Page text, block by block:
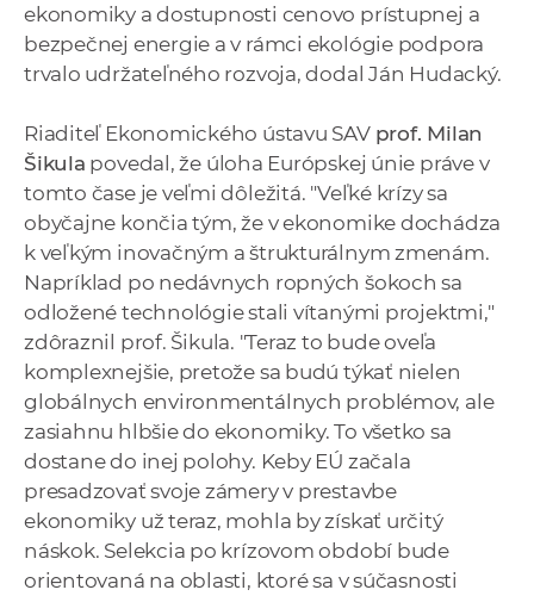
ekonomiky a dostupnosti cenovo prístupnej a
bezpečnej energie a v rámci ekológie podpora
trvalo udržateľného rozvoja, dodal Ján Hudacký.
Riaditeľ Ekonomického ústavu SAV prof. Milan
Šikula povedal, že úloha Európskej únie práve v
tomto čase je veľmi dôležitá. "Veľké krízy sa
obyčajne končia tým, že v ekonomike dochádza
k veľkým inovačným a štrukturálnym zmenám.
Napríklad po nedávnych ropných šokoch sa
odložené technológie stali vítanými projektmi,"
zdôraznil prof. Šikula. "Teraz to bude oveľa
komplexnejšie, pretože sa budú týkať nielen
globálnych environmentálnych problémov, ale
zasiahnu hlbšie do ekonomiky. To všetko sa
dostane do inej polohy. Keby EÚ začala
presadzovať svoje zámery v prestavbe
ekonomiky už teraz, mohla by získať určitý
náskok. Selekcia po krízovom období bude
orientovaná na oblasti, ktoré sa v súčasnosti